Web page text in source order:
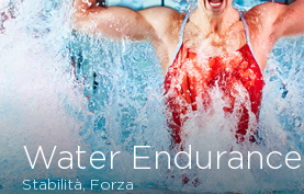
Water Endurance
Stabilità, Forza